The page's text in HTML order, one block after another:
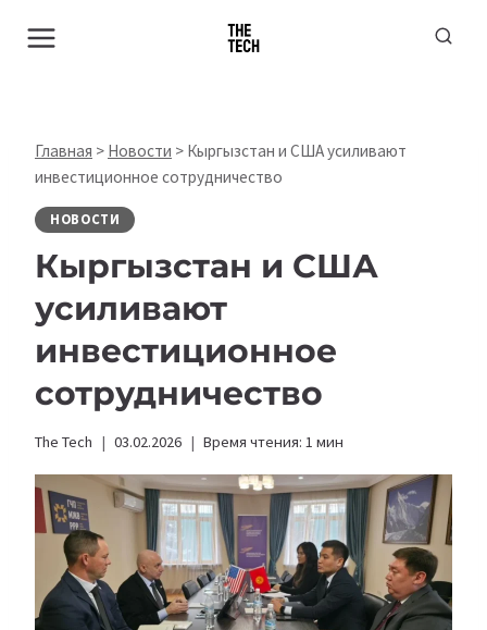
Главная > Новости > Кыргызстан и США усиливают
инвестиционное сотрудничество
НОВОСТИ
Кыргызстан и США
усиливают
инвестиционное
сотрудничество
The Tech 03.02.2026 Время чтения: 1 мин